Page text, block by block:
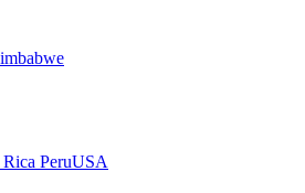
Rica PeruUSA